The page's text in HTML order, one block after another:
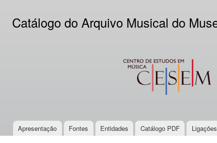
Catálogo do Arquivo Musical do
CESEM
Main menu
Apresentação Fontes Entidades Catálogo PDF